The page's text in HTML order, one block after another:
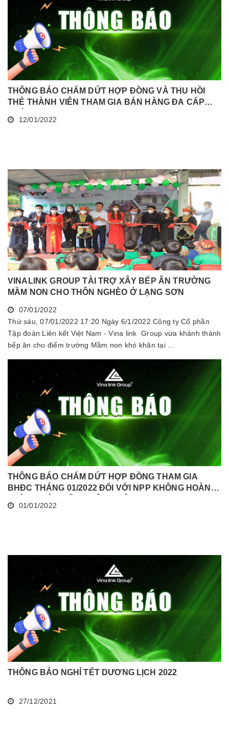
THÔNG BÁO CHẤM DỨT HỢP ĐỒNG VÀ THU HỒI
THẺ THÀNH VIÊN THAM GIA BÁN HÀNG ĐA CẤP
12/01/2022
VINALINK GROUP TÀI TRỢ XÂY BẾP ĂN TRƯỜNG
MẦM NON CHO THÔN NGHÈO Ở LẠNG SƠN
07/01/2022
Thứ sáu, 07/01/2022 17:20 Ngày 6/1/2022 Công ty Cổ phần
Tập đoàn Liên kết Việt Nam - Vina link Group vừa khánh thành
bếp ăn cho điểm trường Mầm non khó khăn tại ...
THÔNG BÁO CHẤM DỨT HỢP ĐỒNG THAM GIA
BHĐC THÁNG 01/2022 ĐỐI VỚI NPP KHÔNG HOÀN
THÁNG
01/01/2022
THÔNG BÁO NGHỈ TẾT DƯƠNG LỊCH 2022
27/12/2021